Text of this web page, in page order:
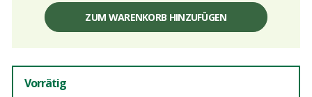
Einzelpreis,
Gebühren
ZUM WARENKORB HINZUFÜGEN
Vorrätig